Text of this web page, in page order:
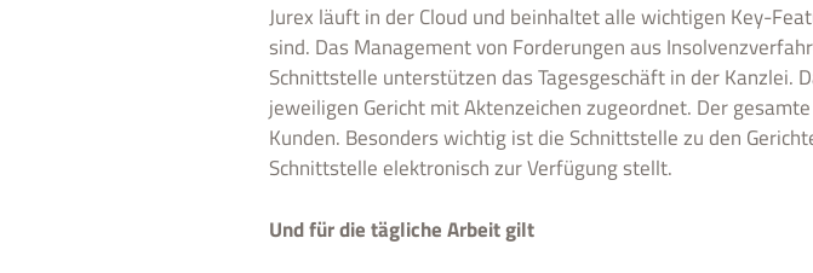
Jurex läuft in der Cloud und beinhaltet alle wichtigen Key-
sind. Das Management von Forderungen aus
Schnittstelle unterstützen das Tagesgeschäft in der Kanzlei.
jeweiligen Gericht mit Aktenzeichen zugeordnet. Der
Kunden. Besonders wichtig ist die Schnittstelle zu den
Schnittstelle elektronisch zur Verfügung stellt.
Und für die tägliche Arbeit gilt